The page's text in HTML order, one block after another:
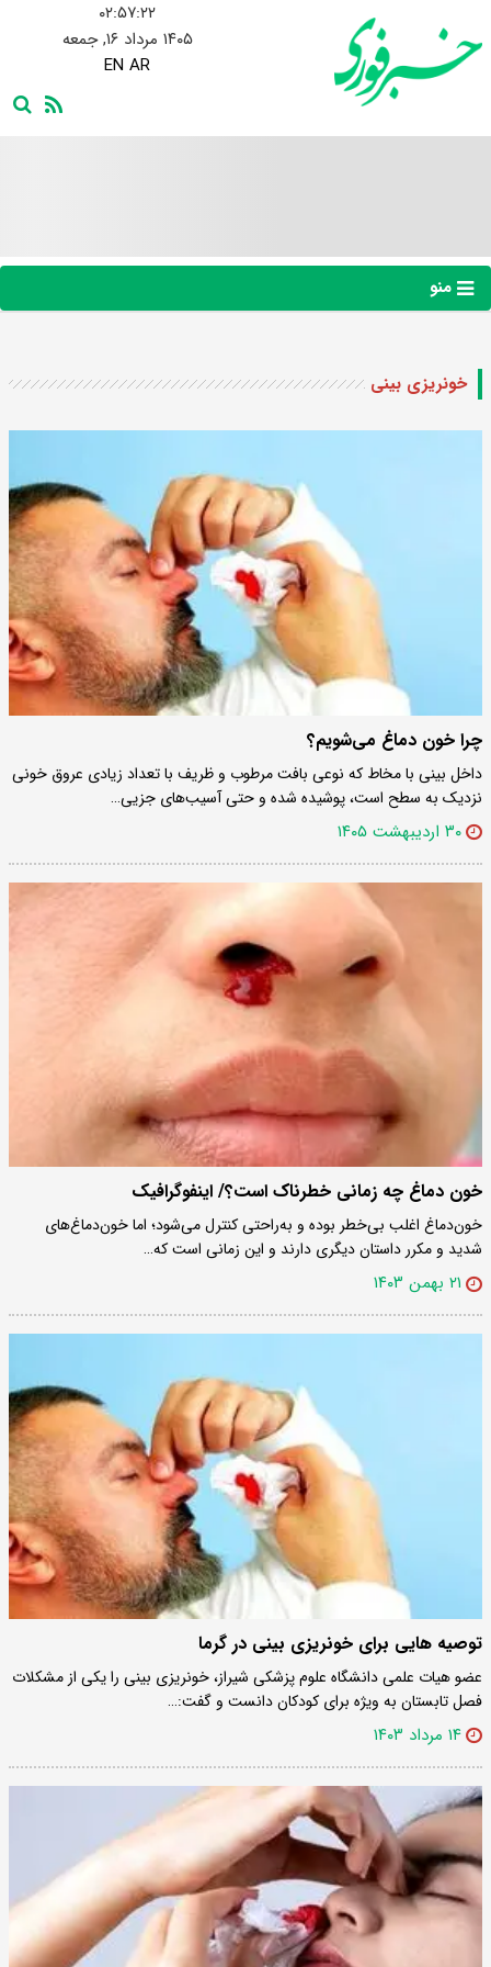
۰۲:۵۷:۲۳
۱۴۰۵ مرداد ۱۶, جمعه
EN AR
منو
خونریزی بینی
چرا خون دماغ می‌شویم؟
داخل بینی با مخاط که نوعی بافت مرطوب و ظریف با تعداد زیادی عروق خونی
نزدیک به سطح است، پوشیده شده و حتی آسیب‌های جزیی…
۳۰ اردیبهشت ۱۴۰۵
خون دماغ چه زمانی خطرناک است؟/ اینفوگرافیک
خون‌دماغ اغلب بی‌خطر بوده و به‌راحتی کنترل می‌شود؛ اما خون‌دماغ‌های
شدید و مکرر داستان دیگری دارند و این زمانی است که…
۲۱ بهمن ۱۴۰۳
توصیه هایی برای خونریزی بینی در گرما
عضو هیات علمی دانشگاه علوم پزشکی شیراز، خونریزی بینی را یکی از مشکلات
فصل تابستان به ویژه برای کودکان دانست و گفت:…
۱۴ مرداد ۱۴۰۳